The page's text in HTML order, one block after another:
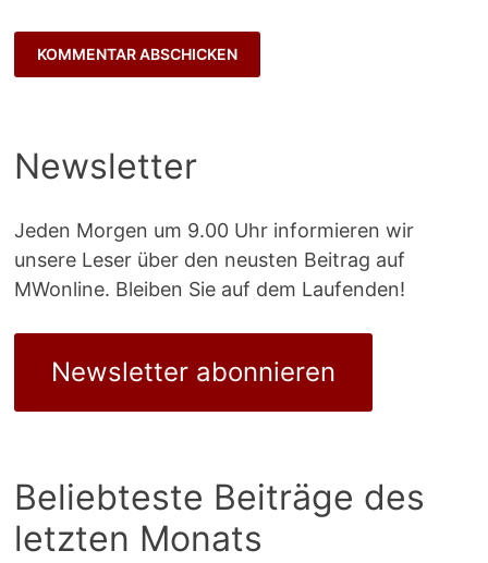
Newsletter
Jeden Morgen um 9.00 Uhr informieren wir
unsere Leser über den neusten Beitrag auf
MWonline. Bleiben Sie auf dem Laufenden!
Newsletter abonnieren
Beliebteste Beiträge des
letzten Monats